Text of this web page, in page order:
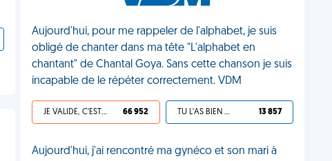
Aujourd'hui, pour me rappeler de l'alphabet, je suis
obligé de chanter dans ma tête "L'alphabet en
chantant" de Chantal Goya. Sans cette chanson je suis
incapable de le répéter correctement. VDM
JE VALIDE, C'EST UNE VDM 66 952 TU L'AS BIEN MÉRITÉ 13 857
Aujourd'hui, j'ai rencontré ma gynéco et son mari à